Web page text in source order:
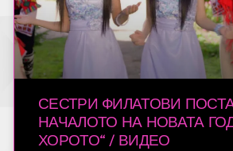
СЕСТРИ ФИЛАТОВИ
НАЧАЛОТО НА НОВАТА
ХОРОТО“ / ВИДЕО